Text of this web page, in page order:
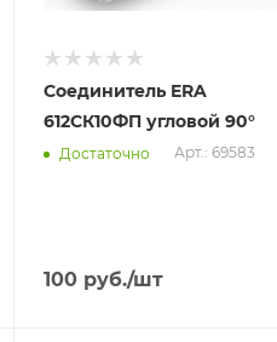
Соединитель ERA
612СК10ФП угловой 90°
Достаточно Арт.: 69583
100 руб./шт